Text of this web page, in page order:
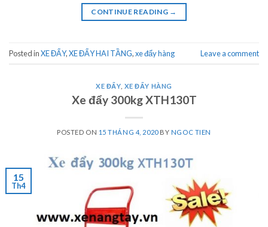
CONTINUE READING →
Posted inXE ĐẨY,XE ĐẨY HAI TẦNG,xe đẩy hàng Leave a comment
XE ĐẨY, XE ĐẨY HÀNG
Xe đẩy 300kg XTH130T
POSTED ON 15 THÁNG 4, 2020BY NGOC TIEN
15
Th4